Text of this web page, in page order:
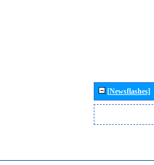
[Newsflashes]